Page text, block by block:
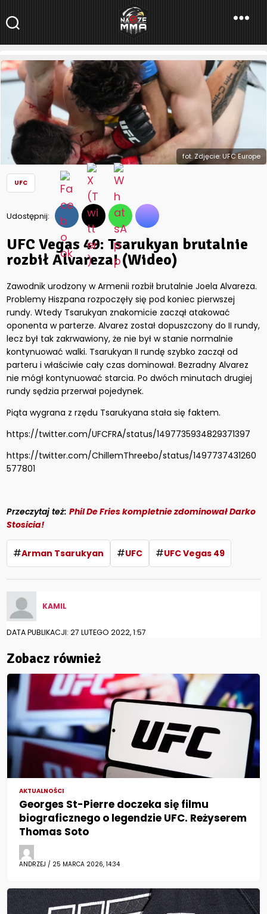
NaszeMMA
NaszeMMA.pl»Aktualności»Świat»UFC»UFC Vegas 49:
Tsarukyan brutalnie rozbił Alvareza! (Wideo)
fot. Zdjęcie: UFC Europe
UFC
Udostępnij:
UFC Vegas 49: Tsarukyan brutalnie
rozbił Alvareza! (Wideo)
Zawodnik urodzony w Armenii rozbił brutalnie Joela Alvareza.
Problemy Hiszpana rozpoczęły się pod koniec pierwszej
rundy. Wtedy Tsarukyan znakomicie zaczął atakować
oponenta w parterze. Alvarez został dopuszczony do II rundy,
lecz był tak zakrwawiony, że nie był w stanie normalnie
kontynuować walki. Tsarukyan II rundę szybko zaczął od
parteru i właściwie cały czas dominował. Bezradny Alvarez
nie mógł kontynuować starcia. Po dwóch minutach drugiej
rundy sędzia przerwał pojedynek.
Piąta wygrana z rzędu Tsarukyana stała się faktem.
https://twitter.com/UFCFRA/status/1497735934829371397
https://twitter.com/ChillemThreebo/status/1497737431260
577801
Przeczytaj też:Phil De Fries kompletnie zdominował Darko
Stosicia!
#Arman Tsarukyan #UFC #UFC Vegas 49
KAMIL
DATA PUBLIKACJI: 27 LUTEGO 2022, 1:57
Zobacz również
AKTUALNOŚCI
Georges St-Pierre doczeka się filmu
biograficznego o legendzie UFC. Reżyserem
Thomas Soto
ANDRZEJ / 25 MARCA 2026, 14:34